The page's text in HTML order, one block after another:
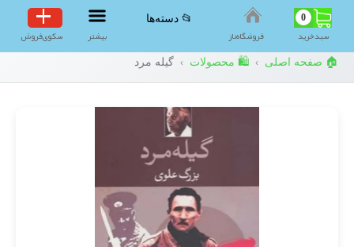
0
سبد‌خرید فروشگاه‌ناز
📂 دسته‌ها
بیشتر سکوی‌فروش
🏠 صفحه اصلی › 🛍️ محصولات › گیله مرد